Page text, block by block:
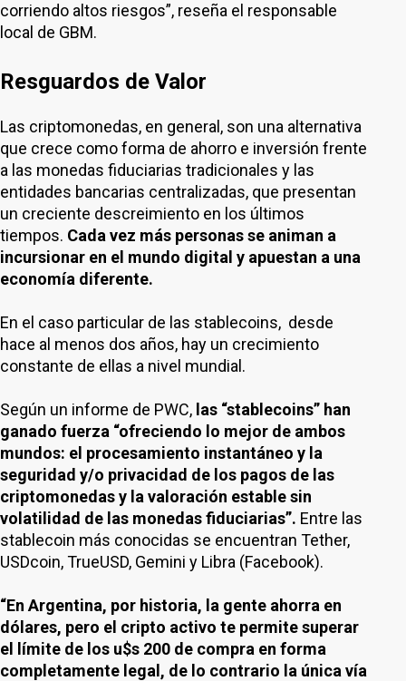
corriendo altos riesgos”, reseña el responsable
local de GBM.
Resguardos de Valor
Las criptomonedas, en general, son una alternativa
que crece como forma de ahorro e inversión frente
a las monedas fiduciarias tradicionales y las
entidades bancarias centralizadas, que presentan
un creciente descreimiento en los últimos
tiempos. Cada vez más personas se animan a
incursionar en el mundo digital y apuestan a una
economía diferente.
En el caso particular de las stablecoins, desde
hace al menos dos años, hay un crecimiento
constante de ellas a nivel mundial.
Según un informe de PWC, las “stablecoins” han
ganado fuerza “ofreciendo lo mejor de ambos
mundos: el procesamiento instantáneo y la
seguridad y/o privacidad de los pagos de las
criptomonedas y la valoración estable sin
volatilidad de las monedas fiduciarias”. Entre las
stablecoin más conocidas se encuentran Tether,
USDcoin, TrueUSD, Gemini y Libra (Facebook).
“En Argentina, por historia, la gente ahorra en
dólares, pero el cripto activo te permite superar
el límite de los u$s 200 de compra en forma
completamente legal, de lo contrario la única vía